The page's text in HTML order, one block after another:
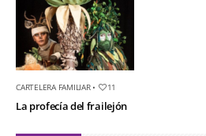
CARTELERA FAMILIAR• 11
La profecía del frailejón